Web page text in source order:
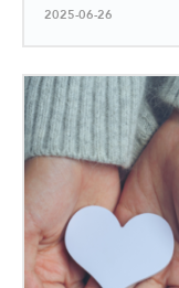
2025-06-26